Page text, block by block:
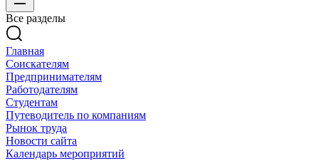
Все разделы
Главная
Соискателям
Предпринимателям
Работодателям
Студентам
Путеводитель по компаниям
Рынок труда
Новости сайта
Календарь мероприятий